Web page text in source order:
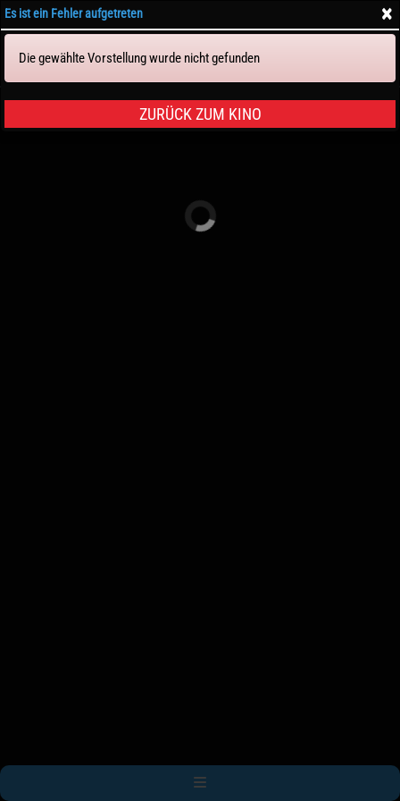
Tickets & Sitze
×
Es ist ein Fehler aufgetreten
Die gewählte Vorstellung wurde nicht gefunden
ZURÜCK ZUM KINO